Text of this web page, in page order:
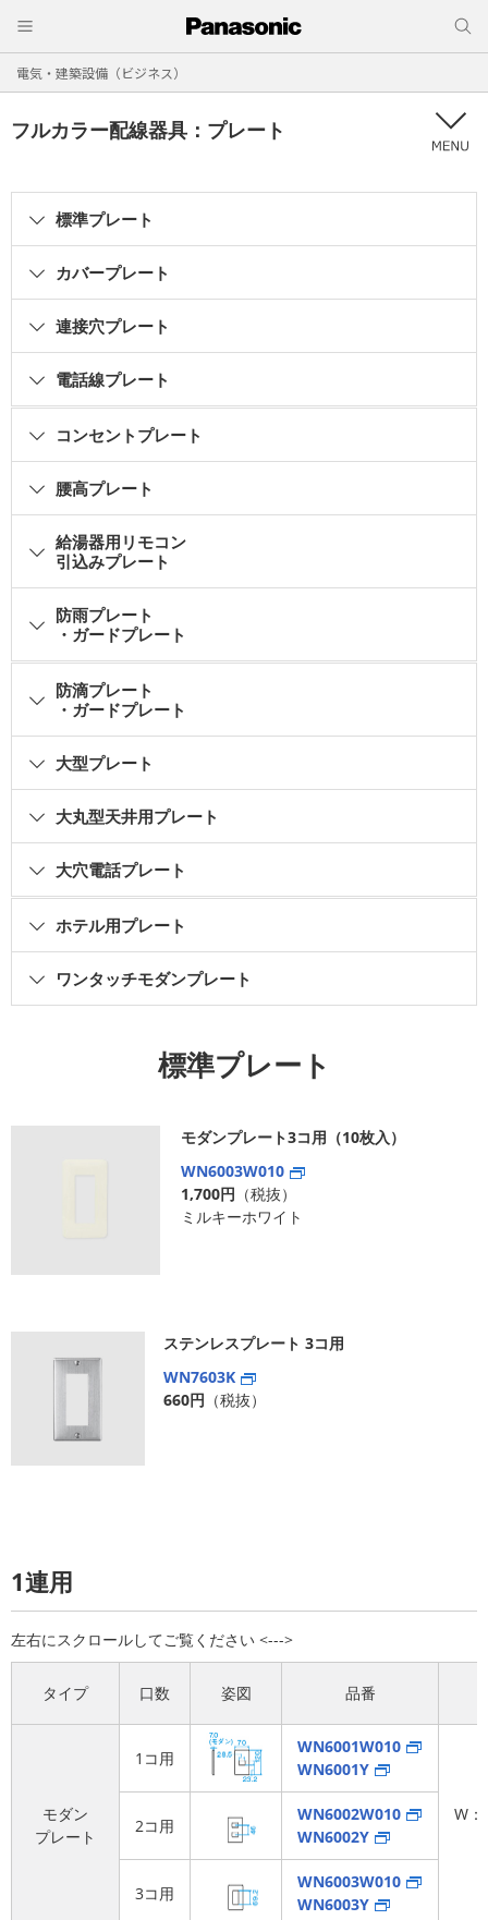
電気・建築設備（ビジネス）
フルカラー配線器具：プレート
標準プレート
カバープレート
連接穴プレート
電話線プレート
コンセントプレート
腰高プレート
給湯器用リモコン
引込みプレート
防雨プレート
・ガードプレート
防滴プレート
・ガードプレート
大型プレート
大丸型天井用プレート
大穴電話プレート
ホテル用プレート
ワンタッチモダンプレート
標準プレート
モダンプレート3コ用（10枚入）
WN6003W010
1,700円 （税抜）
ミルキーホワイト
ステンレスプレート 3コ用
WN7603K
660円 （税抜）
1連用
タイプ 口数 姿図 品番
モダン
プレート
1コ用
WN6001W010
WN6001Y
W：
2コ用
WN6002W010
WN6002Y
3コ用
WN6003W010
WN6003Y